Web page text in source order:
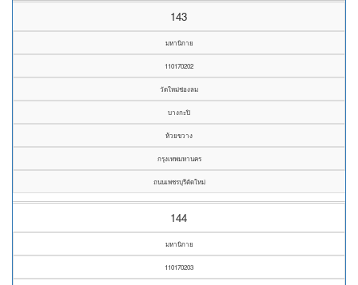
143
มหานิกาย
110170202
วัดใหม่ช่องลม
บางกะปิ
ห้วยขวาง
กรุงเทพมหานคร
ถนนเพชรบุรีตัดใหม่
144
มหานิกาย
110170203